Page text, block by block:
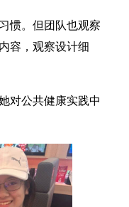
惯。但团队也观察
容，观察设计细
对公共健康实践中